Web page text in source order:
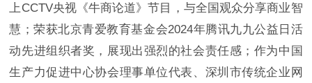
上CCTV央视《牛商论道》节目，与全国观众分享商业智
慧；荣获北京青爱教育基金会2024年腾讯九九公益日活
动先进组织者奖，展现出强烈的社会责任感；作为中国
生产力促进中心协会理事单位代表、深圳市传统企业网